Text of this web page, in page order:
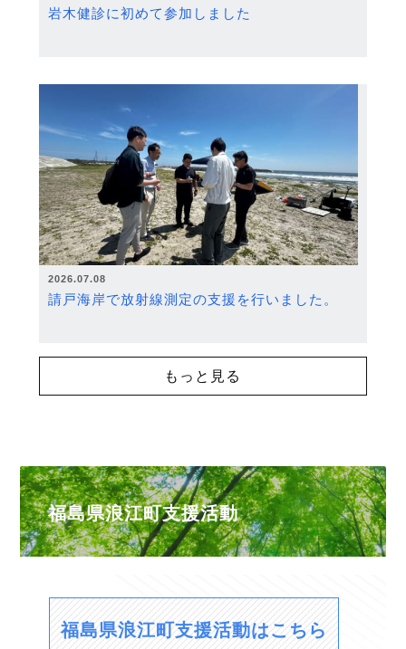
岩木健診に初めて参加しました
2026.07.08
請戸海岸で放射線測定の支援を行いました。
もっと見る
福島県浪江町支援活動
福島県浪江町支援活動はこちら